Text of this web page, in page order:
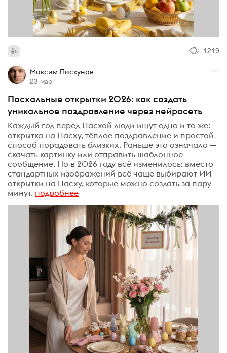
1219
Максим Пискунов
23 мар
Пасхальные открытки 2026: как создать
уникальное поздравление через нейросеть
Каждый год перед Пасхой люди ищут одно и то же:
открытка на Пасху, тёплое поздравление и простой
способ порадовать близких. Раньше это означало —
скачать картинку или отправить шаблонное
сообщение. Но в 2026 году всё изменилось: вместо
стандартных изображений всё чаще выбирают ИИ
открытки на Пасху, которые можно создать за пару
минут. подробнее